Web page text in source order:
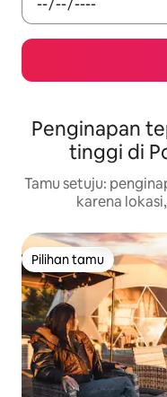
Penginapan
tinggi di
Tamu setuju:
karena
Pilihan tamu
Pilihan tamu